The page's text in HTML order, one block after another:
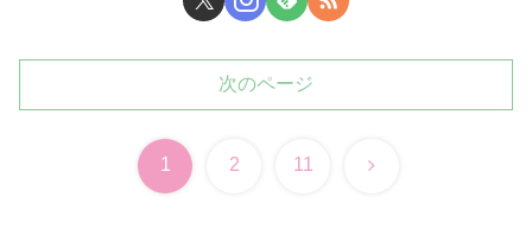
次のページ
1 2 11 次